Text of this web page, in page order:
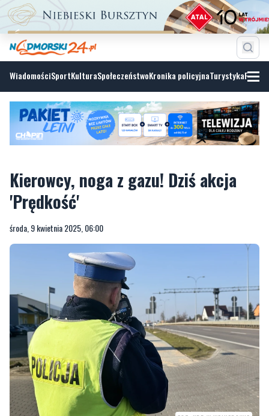
WiadomościSportKulturaSpołeczeństwoKronika policyjnaTurystyka
Kierowcy, noga z gazu! Dziś akcja
środa, 9 kwietnia 2025, 06:00
FOT. KPP W WEJHEROWIE
Pomorscy policjanci biorą dziś udział w ogólnopolskich